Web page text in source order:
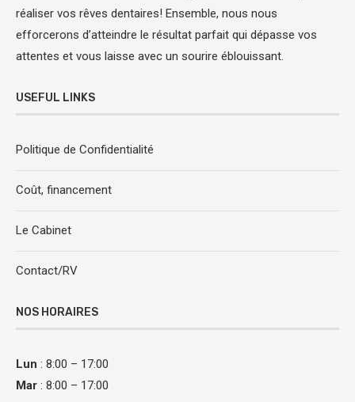
réaliser vos rêves dentaires! Ensemble, nous nous
efforcerons d’atteindre le résultat parfait qui dépasse vos
attentes et vous laisse avec un sourire éblouissant.
USEFUL LINKS
Politique de Confidentialité
Coût, financement
Le Cabinet
Contact/RV
NOS HORAIRES
Lun : 8:00 – 17:00
Mar : 8:00 – 17:00